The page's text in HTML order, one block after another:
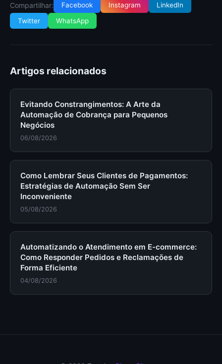
Compartilhar: Facebook Instagram
LinkedIn
Twitter
WhatsApp
Artigos relacionados
Evitando Constrangimentos: A Arte da
Automação de Cobrança para Pequenos
Negócios
06/08/2026
Como Lembrar Seus Clientes de Pagamentos:
Estratégias de Automação Sem Ser
Inconveniente
05/08/2026
Automatizando o Atendimento em E-commerce:
Como Responder Pedidos e Reclamações de
Forma Eficiente
04/08/2026